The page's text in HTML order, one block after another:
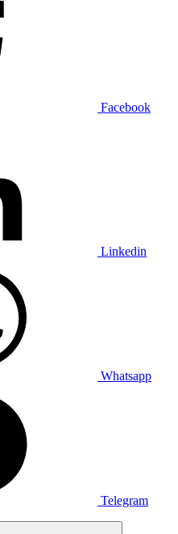
Facebook
Linkedin
Whatsapp
Telegram